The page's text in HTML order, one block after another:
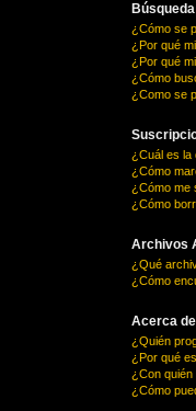
¿Cómo se
¿Por qué
¿Por qué
¿Cómo
¿Como se
¿Cuál es la
¿Cómo
¿Cómo me
¿Cómo
Archivos
¿Qué
¿Cómo
Acerca
¿Quién
¿Por qué
¿Con
¿Cómo